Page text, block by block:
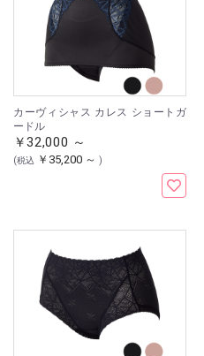
カーヴィシャス カレス ショートガ
ードル
￥32,000 ～
(税込 ￥35,200 ～ )